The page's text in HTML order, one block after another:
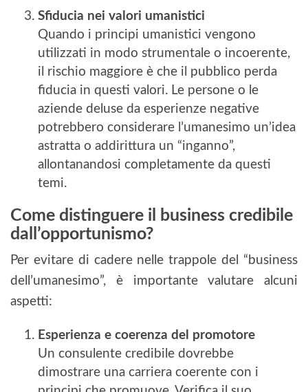
Sfiducia nei valori umanistici
Quando i principi umanistici vengono
utilizzati in modo strumentale o incoerente,
il rischio maggiore è che il pubblico perda
fiducia in questi valori. Le persone o le
aziende deluse da esperienze negative
potrebbero considerare l’umanesimo un’idea
astratta o addirittura un “inganno”,
allontanandosi completamente da questi
temi.
Come distinguere il business credibile
dall’opportunismo?
Per evitare di cadere nelle trappole del “business
dell’umanesimo”, è importante valutare alcuni
aspetti:
Esperienza e coerenza del promotore
Un consulente credibile dovrebbe
dimostrare una carriera coerente con i